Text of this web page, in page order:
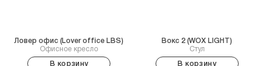
Офисное кресло
Ловер офис (Lover office LBS)
В корзину
Стул
Вокс 2 (WOX LIGHT)
В корзину